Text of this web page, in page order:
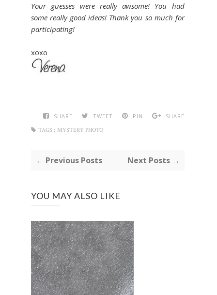
Your guesses were really awsome! You had
some really good ideas! Thank you so much for
participating!
xoxo
SHARE TWEET PIN
SHARE
TAGS : MYSTERY PHOTO
← Previous Posts Next Posts →
YOU MAY ALSO LIKE